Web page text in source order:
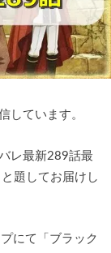
しています。
レ最新289話最
題してお届けし
にて「ブラック